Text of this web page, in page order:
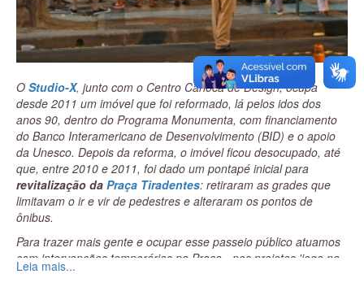
O Studio-X, junto com o Centro Carioca de Design, ocupa
desde 2011 um imóvel que foi reformado, lá pelos idos dos
anos 90, dentro do Programa Monumenta, com financiamento
do Banco Interamericano de Desenvolvimento (BID) e o apoio
da Unesco. Depois da reforma, o imóvel ficou desocupado, até
que, entre 2010 e 2011, foi dado um pontapé inicial para
revitalização da Praça Tiradentes: retiraram as grades que
limitavam o ir e vir de pedestres e alteraram os pontos de
ônibus.
Para trazer mais gente e ocupar esse passeio público atuamos
com intervenções temporárias na Praça - nos projetos 'joga na
vaga', 'abraçasso' e, mais recentemente, no
Leia mais...